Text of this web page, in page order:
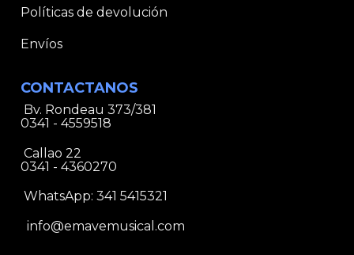
Políticas de devolución
Envíos
CONTACTANOS
Bv. Rondeau 373/381
0341 - 4559518
Callao 22
0341 - 4360270
WhatsApp: 341 5415321
info@emavemusical.com